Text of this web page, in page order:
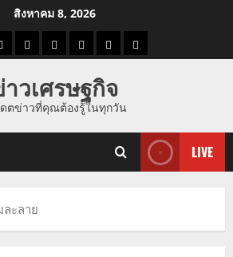
สิงหาคม 8, 2026
นว
าคา
อง
ข่าว
นี้
ข่าว
ดูด
ที่
ผู้ชาย
วเศรษฐกิจ
ดตข่าวที่คุณต้องรู้ในทุกวัน
LIVE
ะลาย